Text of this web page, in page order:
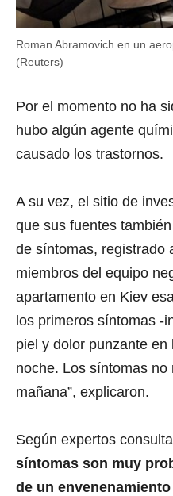
Roman Abramovich en un
(Reuters)
Por el momento no ha
hubo algún agente
causado los trastornos.
A su vez, el sitio de
que sus fuentes
de síntomas, registrado
miembros del equipo
apartamento en Kiev
los primeros síntomas -
piel y dolor punzante
noche. Los síntomas no
mañana”, explicaron.
Según expertos
síntomas son muy
de un